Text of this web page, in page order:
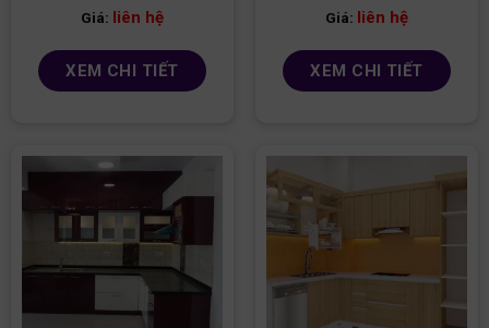
Giá: liên hệ
XEM CHI TIẾT
Giá: liên hệ
XEM CHI TIẾT